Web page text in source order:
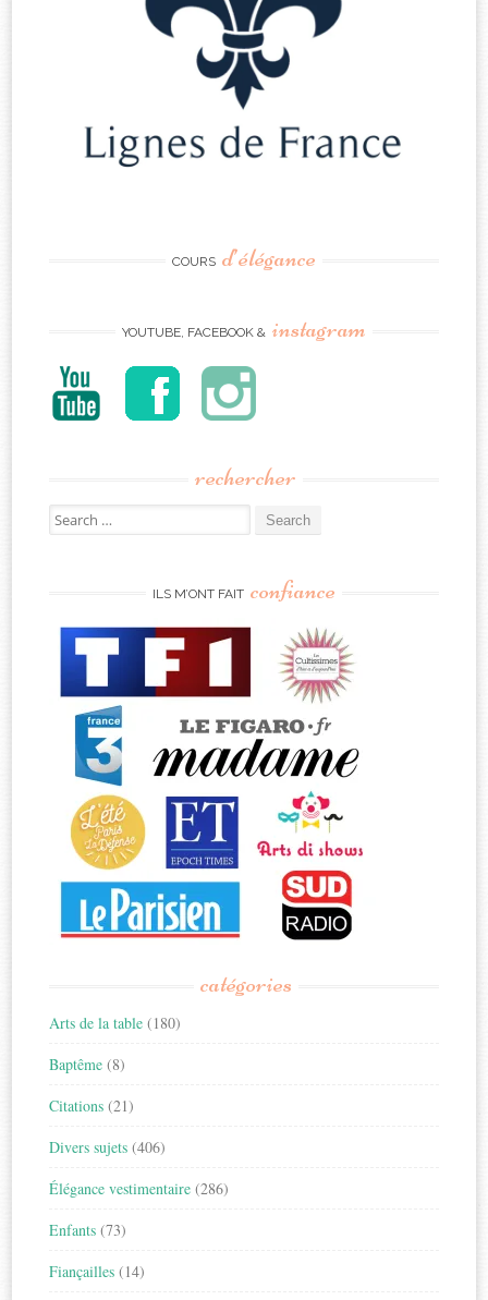
COURS d’élégance
YOUTUBE, FACEBOOK & instagram
rechercher
Search
for:
ILS M’ONT FAIT confiance
catégories
Arts de la table (180)
Baptême (8)
Citations (21)
Divers sujets (406)
Élégance vestimentaire (286)
Enfants (73)
Fiançailles (14)